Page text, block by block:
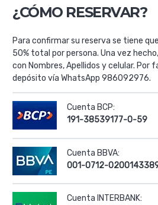
¿CÓMO RESERVAR?
Para confirmar su reserva se tiene
50% total por persona. Una vez
con Nombres, Apellidos y celular. Por
depósito vía WhatsApp 986092976.
Cuenta BCP:
191-38539177-0-59
Cuenta BBVA:
001-0712-
Cuenta INTERBANK: